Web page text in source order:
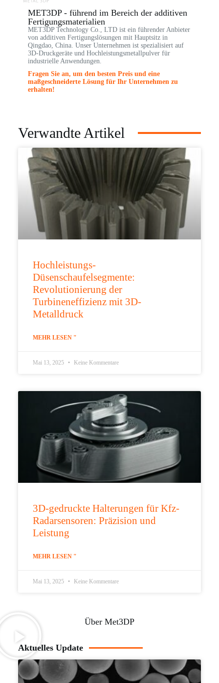
MET3DP - führend im Bereich der additiven
Fertigungsmaterialien
MET3DP Technology Co., LTD ist ein führender Anbieter
von additiven Fertigungslösungen mit Hauptsitz in
Qingdao, China. Unser Unternehmen ist spezialisiert auf
3D-Druckgeräte und Hochleistungsmetallpulver für
industrielle Anwendungen.
Fragen Sie an, um den besten Preis und eine
maßgeschneiderte Lösung für Ihr Unternehmen zu
erhalten!
Verwandte Artikel
Hochleistungs-
Düsenschaufelsegmente:
Revolutionierung der
Turbineneffizienz mit 3D-
Metalldruck
MEHR LESEN "
Mai 13, 2025 Keine Kommentare
3D-gedruckte Halterungen für Kfz-
Radarsensoren: Präzision und
Leistung
MEHR LESEN "
Mai 13, 2025 Keine Kommentare
Über Met3DP
Aktuelles Update